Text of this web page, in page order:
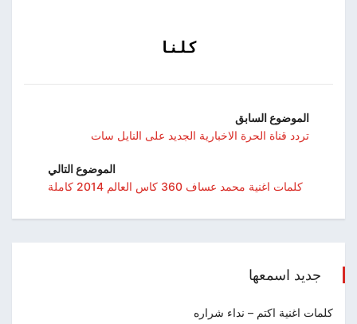
كلنا
الموضوع السابق
تردد قناة الحرة الاخبارية الجديد على النايل سات
الموضوع التالي
كلمات اغنية محمد عساف 360 كاس العالم 2014 كاملة
جديد اسمعها
كلمات اغنية اكتم – نداء شراره